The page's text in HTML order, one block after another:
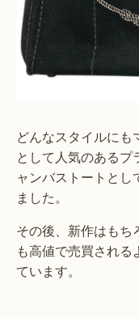
どんなスタイルに
として人気のあるプ
ャンバストートと
ました。
その後、新作はもち
も高値で売買され
ています。